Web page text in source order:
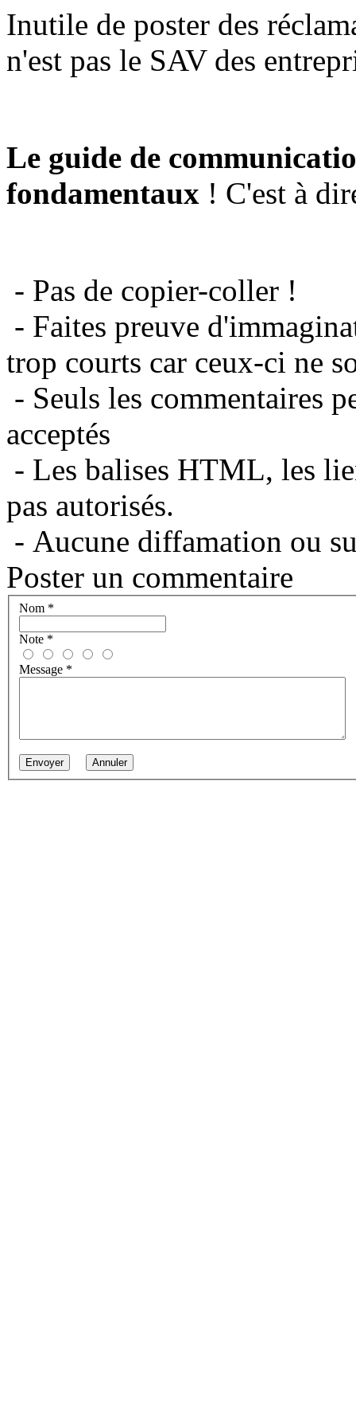
Inutile de poster des
n'est pas le SAV des
Le guide de
fondamentaux ! C'est à
- Pas de copier-coller !
- Faites preuve
trop courts car ceux-ci ne
- Seuls les commentaires
acceptés
- Les balises HTML, les
pas autorisés.
- Aucune diffamation ou
Poster un commentaire
Nom *
Note *
Message *